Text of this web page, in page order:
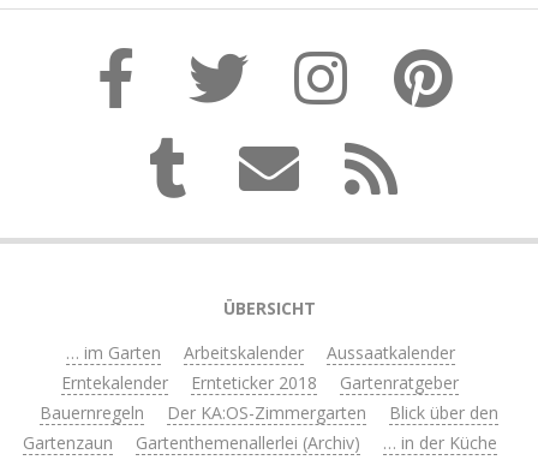
ÜBERSICHT
… im Garten
Arbeitskalender
Aussaatkalender
Erntekalender
Ernteticker 2018
Gartenratgeber
Bauernregeln
Der KA:OS-Zimmergarten
Blick über den
Gartenzaun
Gartenthemenallerlei (Archiv)
… in der Küche